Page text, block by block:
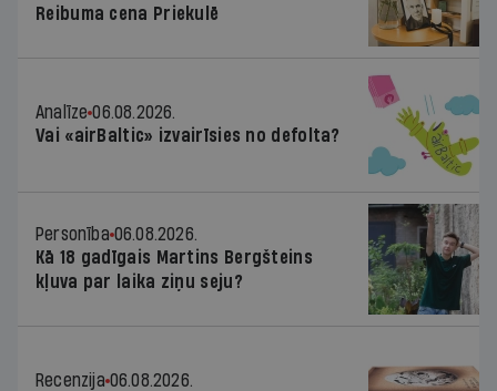
Reibuma cena Priekulē
Analīze 06.08.2026.
Vai «airBaltic» izvairīsies no defolta?
Personība 06.08.2026.
Kā 18 gadīgais Martins Bergšteins
kļuva par laika ziņu seju?
Recenzija 06.08.2026.